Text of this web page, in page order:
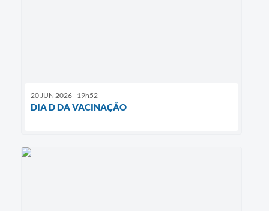
20 JUN 2026 - 19h52
DIA D DA VACINAÇÃO